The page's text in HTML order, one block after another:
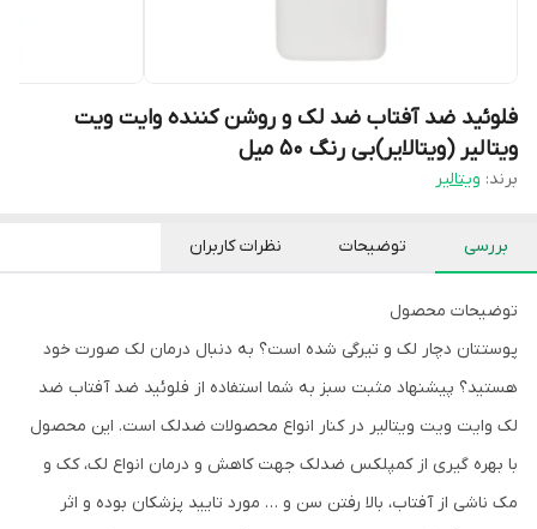
فلوئید ضد آفتاب ضد لک و روشن کننده وایت ویت
ویتالیر (ویتالایر)بی رنگ 50 میل
برند: ویتالیر
بررسی توضیحات نظرات کاربران
توضیحات محصول
پوستتان دچار لک و تیرگی شده است؟ به دنبال درمان لک صورت خود
هستید؟ پیشنهاد مثبت سبز به شما استفاده از فلوئید ضد آفتاب ضد
لک وایت ویت ویتالیر در کنار انواع محصولات ضدلک است. این محصول
با بهره گیری از کمپلکس ضدلک جهت کاهش و درمان انواع لک، کک و
مک ناشی از آفتاب، بالا رفتن سن و … مورد تایید پزشکان بوده و اثر